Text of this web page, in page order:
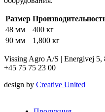
Размер
48 мм
400 кг
90 мм
1,800 кг
Vissing Agro A/S | Energivej
+45 75 75 23 00
design by Creative United